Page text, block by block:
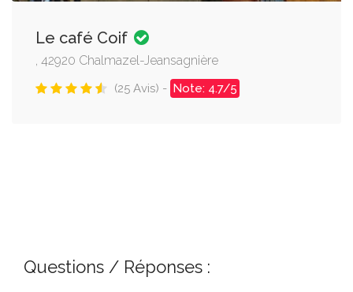
Le café Coif
, 42920 Chalmazel-Jeansagnière
(25 Avis) - Note: 4.7/5
Questions / Réponses :